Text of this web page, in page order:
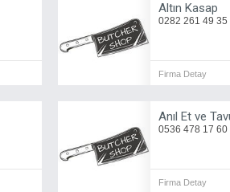
Altın Kasap
0282 261 49 35
Firma Detay
Anıl Et ve
0536 478 17 60
Firma Detay